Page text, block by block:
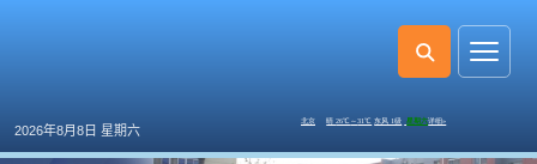
2026年8月8日 星期六